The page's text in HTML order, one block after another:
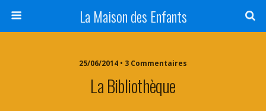
La Maison des Enfants
25/06/2014 • 3 Commentaires
La Bibliothèque